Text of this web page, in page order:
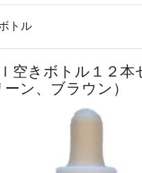
トル
空きボトル１２本
ン、ブラウン）